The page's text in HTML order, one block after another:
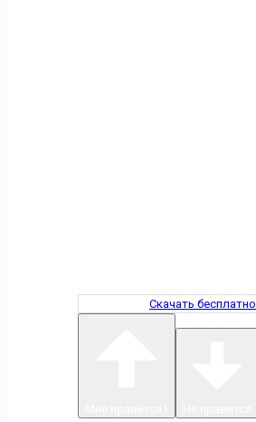
Скачать бесплатно